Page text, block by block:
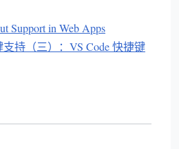
Support in Web Apps
持（三）：VS Code 快捷键